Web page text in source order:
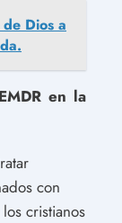
Dios a
en la
con
cristianos